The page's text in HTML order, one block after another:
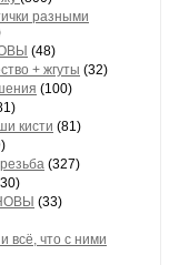
разными
(48)
+ жгуты (32)
(100)
кисти (81)
(327)
(33)
всё, что с ними